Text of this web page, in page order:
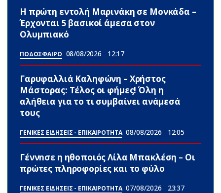
Η πρώτη εντολή Μαρινάκη σε Μονκάδα –
Έρχονται 5 βασικοί άμεσα στον
Ολυμπιακό
ΠΟΔΟΣΦΑΙΡΟ 08/08/2026 12:17
Γαρυφαλλιά Καληφώνη – Χρήστος
Μάστορας: Τέλος οι φήμες! Όλη η
αλήθεια για το τι συμβαίνει ανάμεσά
τους
ΓΕΝΙΚΕΣ ΕΙΔΗΣΕΙΣ - ΕΠΙΚΑΙΡΟΤΗΤΑ 08/08/2026 12:05
Γέννnσε η ηθοποιός Λίλα Μπακλέση – Οι
πρώτες πληροφορίες και το φύλο
ΓΕΝΙΚΕΣ ΕΙΔΗΣΕΙΣ - ΕΠΙΚΑΙΡΟΤΗΤΑ 07/08/2026 23:37